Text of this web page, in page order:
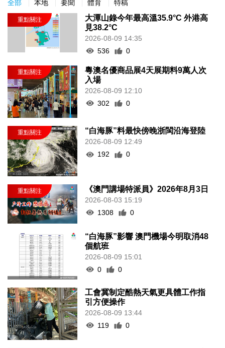
全部 本地 要聞 體育 特稿
大潭山錄今年最高溫35.9°C 外港高
見38.2°C
2026-08-09 14:35
536
0
粵澳名優商品展4天展期料9萬人次
入場
2026-08-09 12:10
302
0
“白海豚”料最快傍晚浙閩沿海登陸
2026-08-09 12:49
192
0
《澳門講場特派員》2026年8月3日
2026-08-03 15:19
1308
0
“白海豚”影響 澳門機場今明取消48
個航班
2026-08-09 15:01
0
0
工會冀制定酷熱天氣更具體工作指
引方便操作
2026-08-09 13:44
119
0